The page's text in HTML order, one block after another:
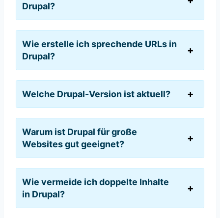
Drupal?
Wie erstelle ich sprechende URLs in
Drupal?
Welche Drupal-Version ist aktuell?
Warum ist Drupal für große
Websites gut geeignet?
Wie vermeide ich doppelte Inhalte
in Drupal?